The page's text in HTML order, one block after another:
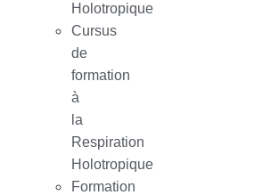
Holotropique
Cursus
de
formation
à
la
Respiration
Holotropique
Formation